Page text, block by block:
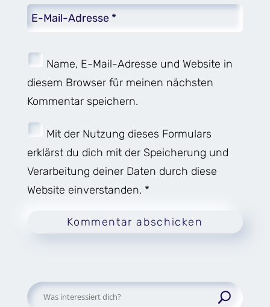
Name, E-Mail-Adresse und Website in
diesem Browser für meinen nächsten
Kommentar speichern.
Mit der Nutzung dieses Formulars
erklärst du dich mit der Speicherung und
Verarbeitung deiner Daten durch diese
Website einverstanden. *
Kommentar abschicken
Suchen